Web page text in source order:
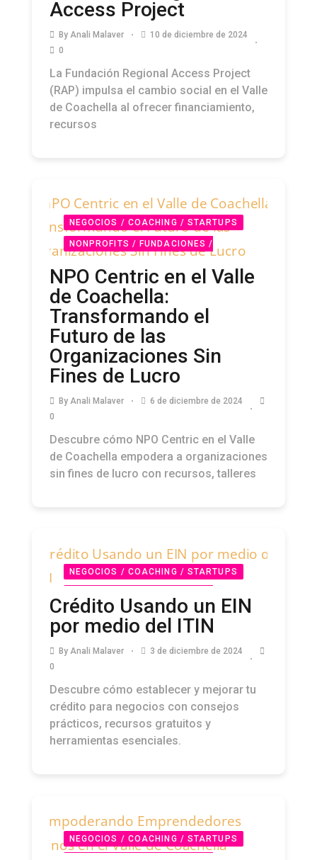
Access Project
By Anali Malaver
10 de diciembre de 2024
0
La Fundación Regional Access Project
(RAP) impulsa el cambio social en el Valle
de Coachella al ofrecer financiamiento,
recursos
NEGOCIOS / COACHING / STARTUPS
NONPROFITS / FUNDACIONES /
NPO Centric en el Valle
de Coachella:
Transformando el
Futuro de las
Organizaciones Sin
Fines de Lucro
By Anali Malaver
6 de diciembre de 2024
0
Descubre cómo NPO Centric en el Valle
de Coachella empodera a organizaciones
sin fines de lucro con recursos, talleres
NEGOCIOS / COACHING / STARTUPS
COMUNIDAD PODCAST PODCAST
Crédito Usando un EIN
por medio del ITIN
By Anali Malaver
3 de diciembre de 2024
0
Descubre cómo establecer y mejorar tu
crédito para negocios con consejos
prácticos, recursos gratuitos y
herramientas esenciales.
NEGOCIOS / COACHING / STARTUPS